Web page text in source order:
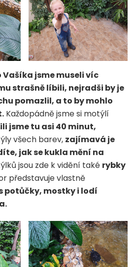
jsme museli víc
strašně líbili, nejradši by je
pomazlil, a to by mohlo
Každopádně jsme si motýlí
jsme tu asi 40 minut,
všech barev, zajímavá je
jak se kukla mění na
jsou zde k vidění také rybky
představuje vlastně
potůčky, mostky i lodí